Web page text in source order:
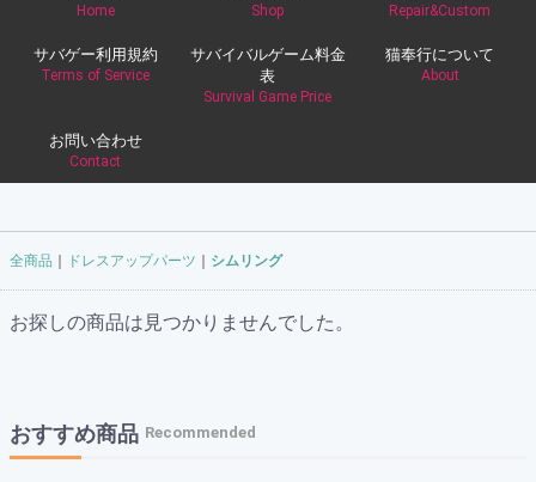
Home Shop Repair&Custom
サバゲー利用規約
Terms of Service
サバイバルゲーム料金
表
Survival Game Price
猫奉行について
About
お問い合わせ
Contact
全商品 ドレスアップパーツ シムリング
お探しの商品は見つかりませんでした。
おすすめ商品 Recommended